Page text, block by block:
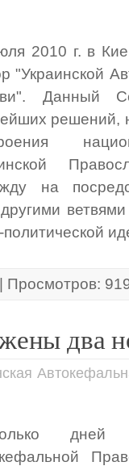
2010 г. в
"Украинской
Данный
решений,
на
Просмотров:
два